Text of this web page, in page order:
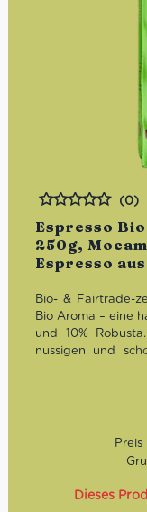
Espresso
250g,
Espresso
Bewertet
(0)
Bio- & Fairtrade-
Bio Aroma – eine
und 10%
nussigen und
Macchiato.
italienischen
weiche Säure
NuancenDieses